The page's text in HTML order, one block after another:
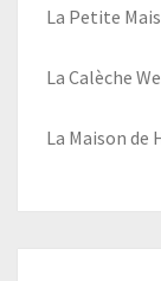
La Petite
La Calèche
La Maison de